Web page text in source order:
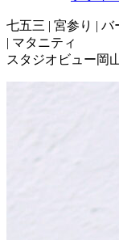
七五三 | 宮参り |
| マタニティ
スタジオビュー岡